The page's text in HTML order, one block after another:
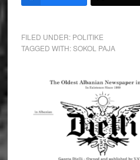
FILED UNDER: POLITIKE
TAGGED WITH:SOKOL PAJA